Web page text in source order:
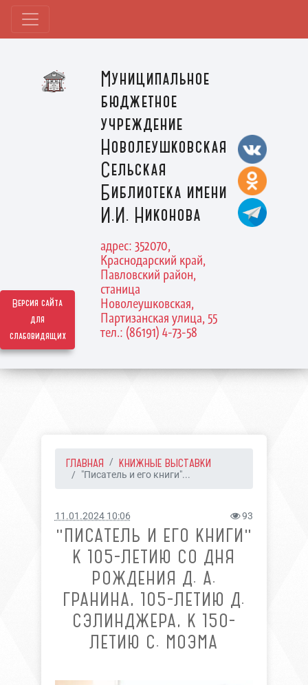
Версия сайта
для
слабовидящих
Муниципальное
бюджетное
учреждение
Новолеушковская
Сельская
Библиотека имени
И.И. Никонова
адрес: 352070,
Краснодарский край,
Павловский район,
станица
Новолеушковская,
Партизанская улица, 55
тел.: (86191) 4-73-58
ГЛАВНАЯ КНИЖНЫЕ ВЫСТАВКИ
"Писатель и его книги"...
11.01.2024 10:06 93
"ПИСАТЕЛЬ И ЕГО КНИГИ"
К 105-ЛЕТИЮ СО ДНЯ
РОЖДЕНИЯ Д. А.
ГРАНИНА, 105-ЛЕТИЮ Д.
СЭЛИНДЖЕРА, К 150-
ЛЕТИЮ С. МОЭМА